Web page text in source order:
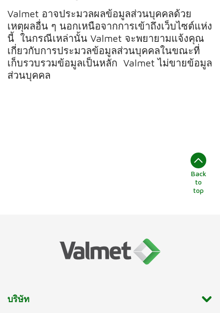
Valmet อาจประมวลผลข้อมูลส่วนบุคคลด้วย
เหตุผลอื่น ๆ นอกเหนือจากการเข้าถึงเว็บไซต์แห่ง
นี้ ในกรณีเหล่านั้น Valmet จะพยายามแจ้งคุณ
เกี่ยวกับการประมวลข้อมูลส่วนบุคคลในขณะที่
เก็บรวบรวมข้อมูลเป็นหลัก Valmet ไม่ขายข้อมูล
ส่วนบุคคล
Back
to
top
บริษัท